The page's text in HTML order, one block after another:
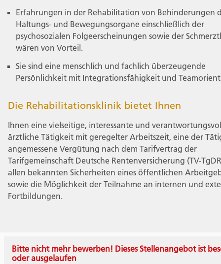
Erfahrungen in der Rehabilitation von Behinderungen
Haltungs- und Bewegungsorgane einschließlich der
psychosozialen Folgeerscheinungen sowie der
wären von Vorteil.
Sie sind eine menschlich und fachlich überzeugende
Persönlichkeit mit Integrationsfähigkeit und
Die Rehabilitationsklinik bietet Ihnen
Ihnen eine vielseitige, interessante und
ärztliche Tätigkeit mit geregelter Arbeitszeit, eine der
angemessene Vergütung nach dem Tarifvertrag der
Tarifgemeinschaft Deutsche Rentenversicherung (TV-
allen bekannten Sicherheiten eines öffentlichen
sowie die Möglichkeit der Teilnahme an internen und
Fortbildungen.
Bitte nicht mehr bewerben! Dieses Stellenangebot ist
oder ausgelaufen